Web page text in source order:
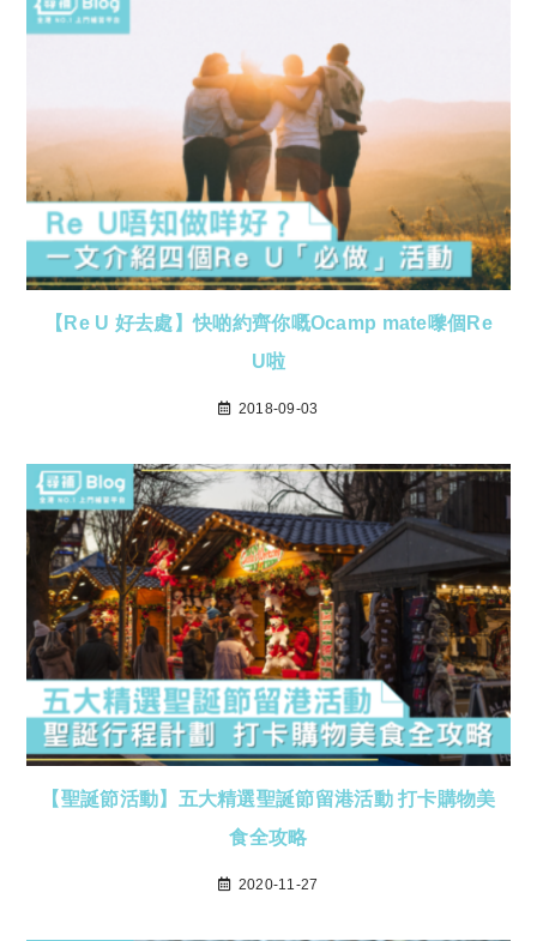
【Re U 好去處】快啲約齊你嘅Ocamp mate嚟個Re
U啦
2018-09-03
【聖誕節活動】五大精選聖誕節留港活動 打卡購物美
食全攻略
2020-11-27